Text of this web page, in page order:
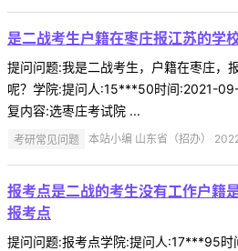
是二战考生户籍在枣庄报江苏的学
提问问题:我是二战考生，户籍在枣庄，
呢？学院:提问人:15***50时间:2021-
复内容:选枣庄考试院 ...
考研常见问题 本站小编 山东省（招办）
报考点是二战的考生没有工作户籍
报考点
提问问题:报考点学院:提问人:17***95